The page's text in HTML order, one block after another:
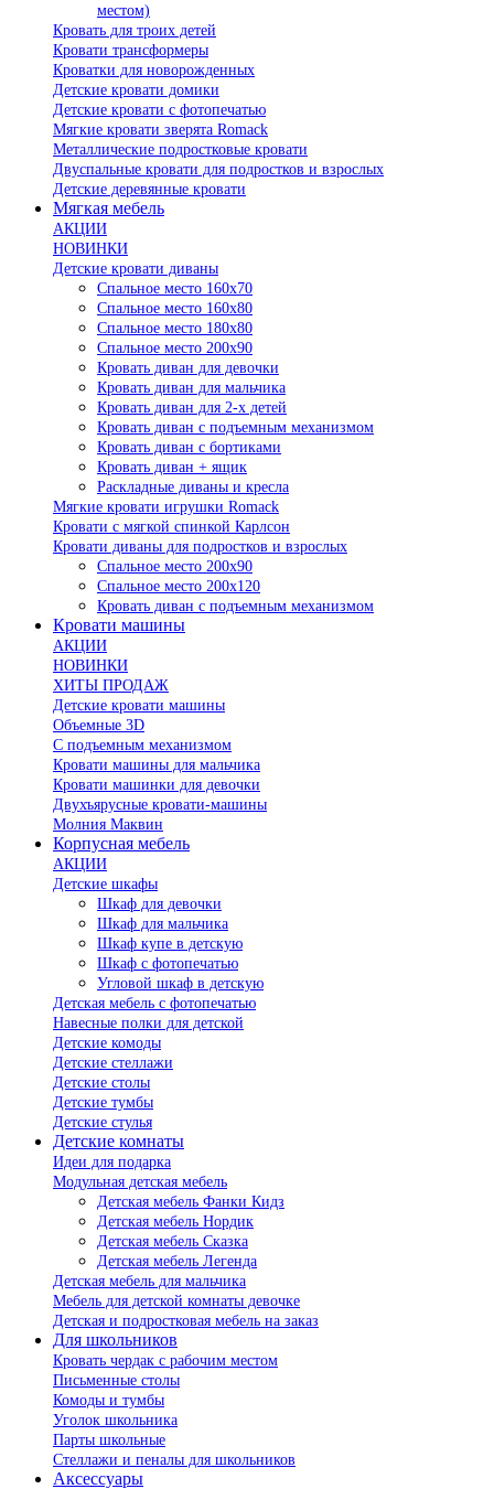
местом)
Кровать для троих детей
Кровати трансформеры
Кроватки для новорожденных
Детские кровати домики
Детские кровати с фотопечатью
Мягкие кровати зверята Romack
Металлические подростковые кровати
Двуспальные кровати для подростков и взрослых
Детские деревянные кровати
Мягкая мебель
АКЦИИ
НОВИНКИ
Детские кровати диваны
Спальное место 160х70
Спальное место 160х80
Спальное место 180х80
Спальное место 200х90
Кровать диван для девочки
Кровать диван для мальчика
Кровать диван для 2-х детей
Кровать диван с подъемным механизмом
Кровать диван с бортиками
Кровать диван + ящик
Раскладные диваны и кресла
Мягкие кровати игрушки Romack
Кровати с мягкой спинкой Карлсон
Кровати диваны для подростков и взрослых
Спальное место 200х90
Спальное место 200х120
Кровать диван с подъемным механизмом
Кровати машины
АКЦИИ
НОВИНКИ
ХИТЫ ПРОДАЖ
Детские кровати машины
Объемные 3D
С подъемным механизмом
Кровати машины для мальчика
Кровати машинки для девочки
Двухъярусные кровати-машины
Молния Маквин
Корпусная мебель
АКЦИИ
Детские шкафы
Шкаф для девочки
Шкаф для мальчика
Шкаф купе в детскую
Шкаф с фотопечатью
Угловой шкаф в детскую
Детская мебель с фотопечатью
Навесные полки для детской
Детские комоды
Детские стеллажи
Детские столы
Детские тумбы
Детские стулья
Детские комнаты
Идеи для подарка
Модульная детская мебель
Детская мебель Фанки Кидз
Детская мебель Нордик
Детская мебель Сказка
Детская мебель Легенда
Детская мебель для мальчика
Мебель для детской комнаты девочке
Детская и подростковая мебель на заказ
Для школьников
Кровать чердак с рабочим местом
Письменные столы
Комоды и тумбы
Уголок школьника
Парты школьные
Стеллажи и пеналы для школьников
Аксессуары